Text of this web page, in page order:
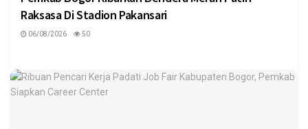
Raksasa Di Stadion Pakansari
06/08/2026 50